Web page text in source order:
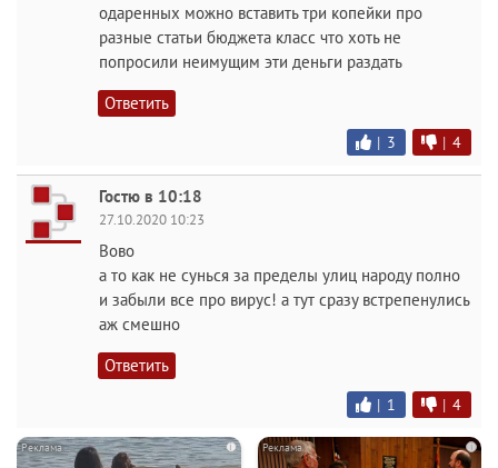
одаренных можно вставить три копейки про
разные статьи бюджета класс что хоть не
попросили неимущим эти деньги раздать
Ответить
| 3 | 4
Гостю в 10:18
27.10.2020 10:23
Вово
а то как не сунься за пределы улиц народу полно
и забыли все про вирус! а тут сразу встрепенулись
аж смешно
Ответить
| 1 | 4
i i